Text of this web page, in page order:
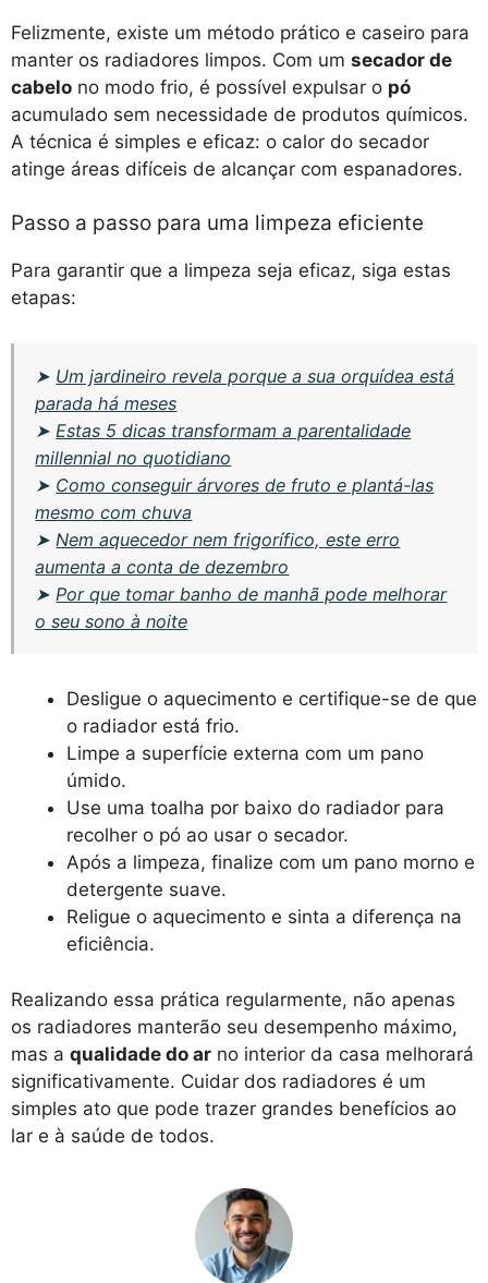
Felizmente, existe um método prático e caseiro para
manter os radiadores limpos. Com um secador de
cabelo no modo frio, é possível expulsar o pó
acumulado sem necessidade de produtos químicos.
A técnica é simples e eficaz: o calor do secador
atinge áreas difíceis de alcançar com espanadores.
Passo a passo para uma limpeza eficiente
Para garantir que a limpeza seja eficaz, siga estas
etapas:
➤ Um jardineiro revela porque a sua orquídea está
parada há meses
➤ Estas 5 dicas transformam a parentalidade
millennial no quotidiano
➤ Como conseguir árvores de fruto e plantá-las
mesmo com chuva
➤ Nem aquecedor nem frigorífico, este erro
aumenta a conta de dezembro
➤ Por que tomar banho de manhã pode melhorar
o seu sono à noite
Desligue o aquecimento e certifique-se de que
o radiador está frio.
Limpe a superfície externa com um pano
úmido.
Use uma toalha por baixo do radiador para
recolher o pó ao usar o secador.
Após a limpeza, finalize com um pano morno e
detergente suave.
Religue o aquecimento e sinta a diferença na
eficiência.
Realizando essa prática regularmente, não apenas
os radiadores manterão seu desempenho máximo,
mas a qualidade do ar no interior da casa melhorará
significativamente. Cuidar dos radiadores é um
simples ato que pode trazer grandes benefícios ao
lar e à saúde de todos.